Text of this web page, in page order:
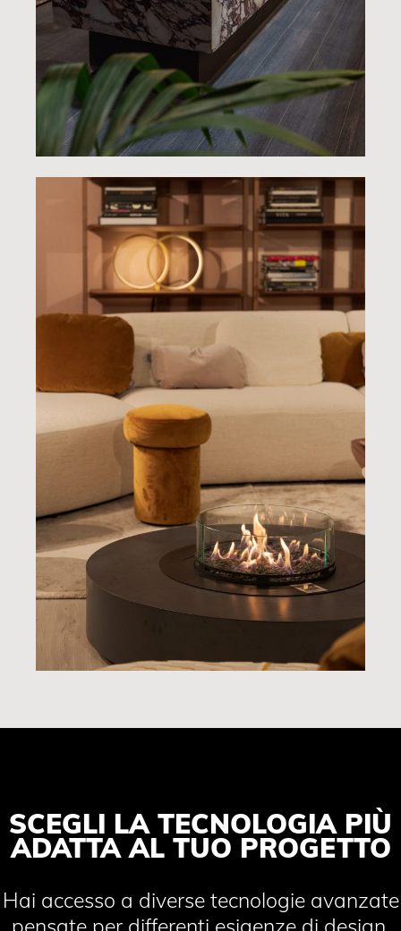
SCEGLI LA TECNOLOGIA PIÙ
ADATTA AL TUO PROGETTO
Hai accesso a diverse tecnologie avanzate